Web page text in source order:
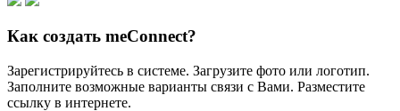
Как создать meConnect?
Зарегистрируйтесь в системе. Загрузите фото или логотип.
Заполните возможные варианты связи с Вами. Разместите
ссылку в интернете.